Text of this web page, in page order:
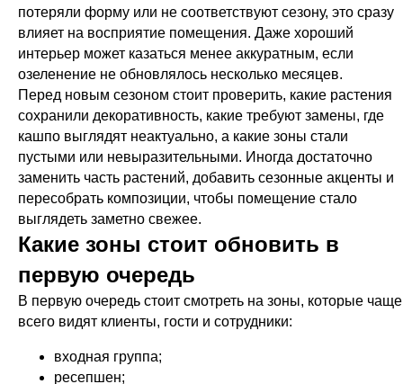
потеряли форму или не соответствуют сезону, это сразу
влияет на восприятие помещения. Даже хороший
интерьер может казаться менее аккуратным, если
озеленение не обновлялось несколько месяцев.
Перед новым сезоном стоит проверить, какие растения
сохранили декоративность, какие требуют замены, где
кашпо выглядят неактуально, а какие зоны стали
пустыми или невыразительными. Иногда достаточно
заменить часть растений, добавить сезонные акценты и
пересобрать композиции, чтобы помещение стало
выглядеть заметно свежее.
Какие зоны стоит обновить в
первую очередь
В первую очередь стоит смотреть на зоны, которые чаще
всего видят клиенты, гости и сотрудники:
входная группа;
ресепшен;